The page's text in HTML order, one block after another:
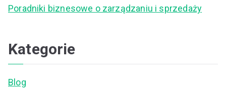
Poradniki biznesowe o zarządzaniu i sprzedaży
Kategorie
Blog